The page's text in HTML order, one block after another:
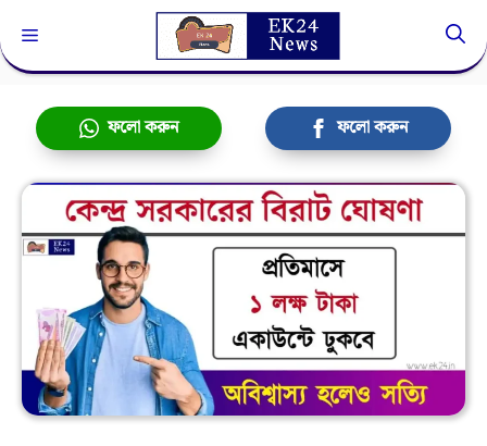
to
content
Menu
ফলো করুন ফলো করুন